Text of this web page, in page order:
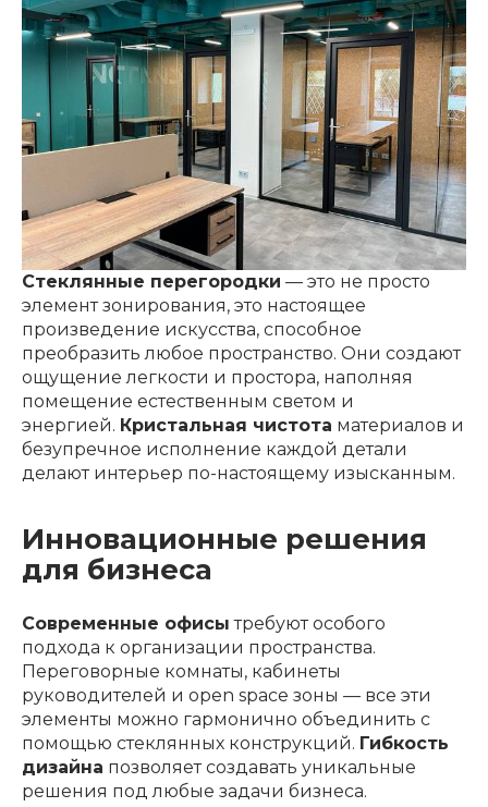
Стеклянные перегородки — это не просто
элемент зонирования, это настоящее
произведение искусства, способное
преобразить любое пространство. Они создают
ощущение легкости и простора, наполняя
помещение естественным светом и
энергией. Кристальная чистота материалов и
безупречное исполнение каждой детали
делают интерьер по-настоящему изысканным.
Инновационные решения
для бизнеса
Современные офисы требуют особого
подхода к организации пространства.
Переговорные комнаты, кабинеты
руководителей и open space зоны — все эти
элементы можно гармонично объединить с
помощью стеклянных конструкций. Гибкость
дизайна позволяет создавать уникальные
решения под любые задачи бизнеса.